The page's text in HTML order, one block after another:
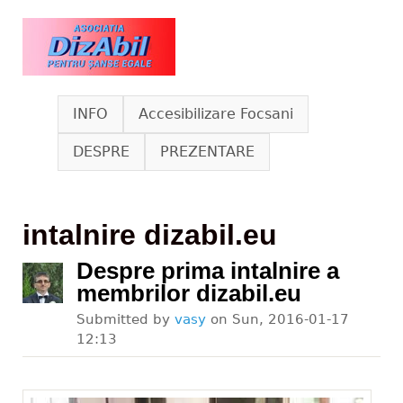
Skip to main content
www.dizabil.eu
INFO Accesibilizare Focsani
DESPRE PREZENTARE
intalnire dizabil.eu
Despre prima intalnire a
membrilor dizabil.eu
Submitted by vasy on Sun, 2016-01-17
12:13